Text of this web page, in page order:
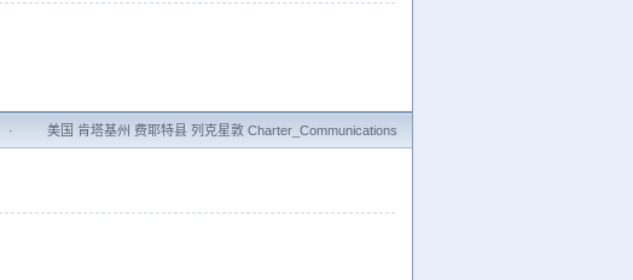
· 美国 肯塔基州 费耶特县 列克星敦 Charter_Communications